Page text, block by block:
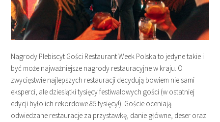
Nagrody Plebiscyt Gości Restaurant Week Polska to jedyne takie i
być może najważniejsze nagrody restauracyjne w kraju. O
zwycięstwie najlepszych restauracji decydują bowiem nie sami
eksperci, ale dziesiątki tysięcy festiwalowych gości (w ostatniej
edycji było ich rekordowe 85 tysięcy!). Goście oceniają
odwiedzane restauracje za przystawkę, danie główne, deser oraz